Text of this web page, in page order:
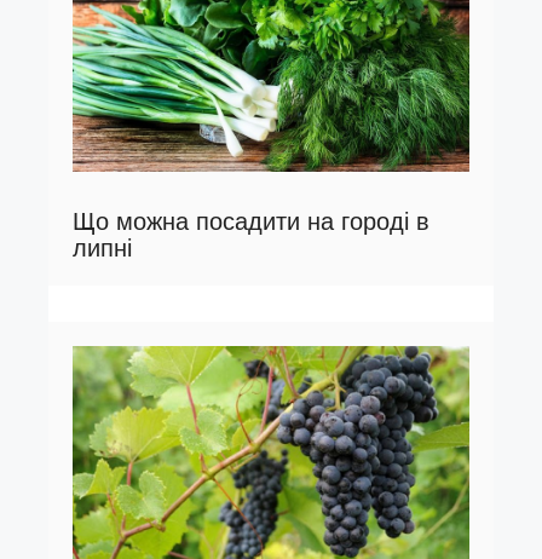
Що можна посадити на городі в
липні